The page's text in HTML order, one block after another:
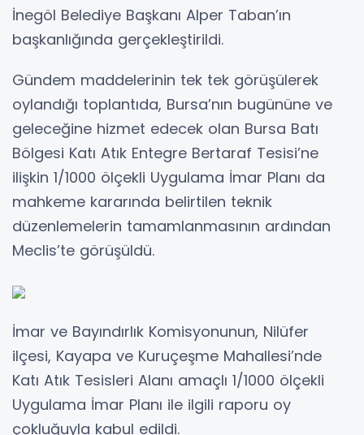
İnegöl Belediye Başkanı Alper Taban’ın
başkanlığında gerçekleştirildi.
Gündem maddelerinin tek tek görüşülerek
oylandığı toplantıda, Bursa’nın bugününe ve
geleceğine hizmet edecek olan Bursa Batı
Bölgesi Katı Atık Entegre Bertaraf Tesisi’ne
ilişkin 1/1000 ölçekli Uygulama İmar Planı da
mahkeme kararında belirtilen teknik
düzenlemelerin tamamlanmasının ardından
Meclis’te görüşüldü.
İmar ve Bayındırlık Komisyonunun, Nilüfer
ilçesi, Kayapa ve Kuruçeşme Mahallesi’nde
Katı Atık Tesisleri Alanı amaçlı 1/1000 ölçekli
Uygulama İmar Planı ile ilgili raporu oy
çokluğuyla kabul edildi.